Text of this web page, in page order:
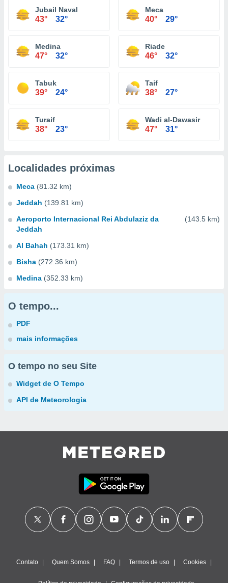
Jubail Naval
43° 32°
Meca
40° 29°
Medina
47° 32°
Riade
46° 32°
Tabuk
39° 24°
Taif
38° 27°
Turaif
38° 23°
Wadi al-Dawasir
47° 31°
Localidades próximas
Meca (81.32 km)
Jeddah (139.81 km)
Aeroporto Internacional Rei Abdulaziz da
Jeddah
(143.5 km)
Al Bahah (173.31 km)
Bisha (272.36 km)
Medina (352.33 km)
O tempo...
PDF
mais informações
O tempo no seu Site
Widget de O Tempo
API de Meteorologia
Contato Quem Somos FAQ Termos de uso Cookies